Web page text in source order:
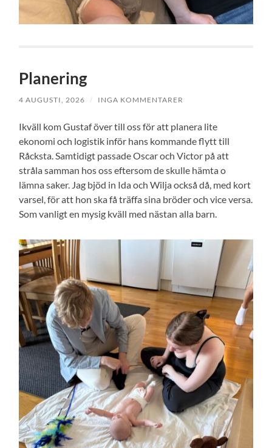
Planering
4 AUGUSTI, 2026 / INGA KOMMENTARER
Ikväll kom Gustaf över till oss för att planera lite
ekonomi och logistik inför hans kommande flytt till
Råcksta. Samtidigt passade Oscar och Victor på att
stråla samman hos oss eftersom de skulle hämta o
lämna saker. Jag bjöd in Ida och Wilja också då, med kort
varsel, för att hon ska få träffa sina bröder och vice versa.
Som vanligt en mysig kväll med nästan alla barn.